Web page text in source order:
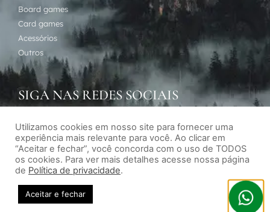
Board games
Card games
Acessórios
Outros
SIGA NAS REDES SOCIAIS
Desenvolvimento de sites por Agência Subversiva
Utilizamos cookies em nosso site para fornecer uma
experiência mais relevante para você. Ao clicar em
“Aceitar e fechar”, você concorda com o uso de TODOS
os cookies. Para ver mais detalhes acesse nossa página
de Política de privacidade.
Aceitar e fechar